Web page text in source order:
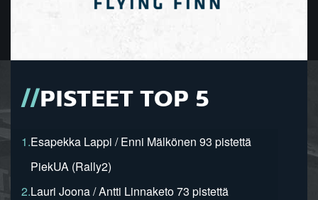
PISTEET TOP 5
1.Esapekka Lappi / Enni Mälkönen 93 pistettä
PiekUA (Rally2)
2.Lauri Joona / Antti Linnaketo 73 pistettä